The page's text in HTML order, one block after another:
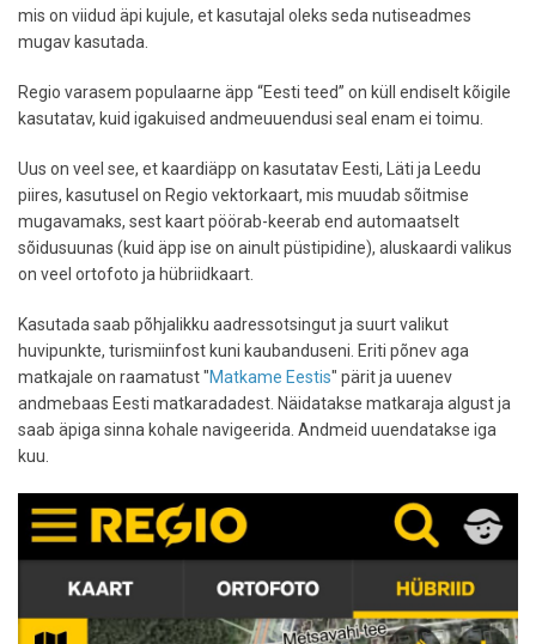
mis on viidud äpi kujule, et kasutajal oleks seda nutiseadmes
mugav kasutada.
Regio varasem populaarne äpp “Eesti teed” on küll endiselt kõigile
kasutatav, kuid igakuised andmeuuendusi seal enam ei toimu.
Uus on veel see, et kaardiäpp on kasutatav Eesti, Läti ja Leedu
piires, kasutusel on Regio vektorkaart, mis muudab sõitmise
mugavamaks, sest kaart pöörab-keerab end automaatselt
sõidusuunas (kuid äpp ise on ainult püstipidine), aluskaardi valikus
on veel ortofoto ja hübriidkaart.
Kasutada saab põhjalikku aadressotsingut ja suurt valikut
huvipunkte, turismiinfost kuni kaubanduseni. Eriti põnev aga
matkajale on raamatust "Matkame Eestis" pärit ja uuenev
andmebaas Eesti matkaradadest. Näidatakse matkaraja algust ja
saab äpiga sinna kohale navigeerida. Andmeid uuendatakse iga
kuu.